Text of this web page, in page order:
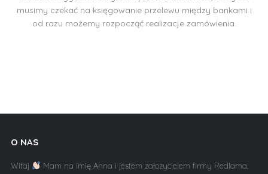
musimy czekać na księgowanie przelewu między bankami i
od razu możemy rozpocząć realizacje zamówienia.
O NAS
Witaj
Mam na imię Anna i jestem założycielem firmy Redlama.